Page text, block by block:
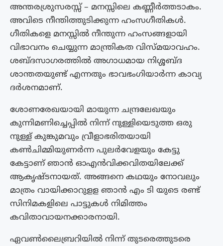
അന്തരശ്രുസരസ്സ് – മനസ്സിലെ കണ്ണീർത്തടാകം.
അവിടെ നീന്തിത്തുടിക്കുന്ന ഹംസഗീതികൾ.
ഗീതികളെ മനസ്സിൽ നീന്തുന്ന ഹംസങ്ങളായി
വിഭാവനം ചെയ്യുന്ന മാന്ത്രികത വിസ്മയാവഹം.
ശബ്ദസാഗരത്തിൽ അഗാധമായ നിശ്ശബ്ദ
ശാന്തതയുണ്ട് എന്നതും ഭാവഭംഗിയാർന്ന കാവ്യ
ദർശനമാണ്.
ശോണരേഖയായി മായുന്ന ചന്ദ്രലേഖയും
കുന്നിമണിച്ചെപ്പിൽ നിന്ന് നുള്ളിയെടുത്ത ഒരു
നുള്ള് കുങ്കുമവും വ്രീളാഭരിതയായി
കൺചിമ്മിയുണർന്ന പുലർവേളയും കേട്ടു
കേട്ടാണ് ഞാൻ ഓഎൻവിക്കവിതയിലേക്ക്
ആകൃഷ്ടനായത്. അങ്ങനെ കഥയും നോവലും
മാത്രം വായിക്കാറുളള ഞാൻ എം ടി യുടെ രണ്ട്
സിനിമകളിലെ പാട്ടുകൾ നിമിത്തം
കവിതാവായനക്കാരനായി.
ഏവൺലൈബ്രറിയിൽ നിന്ന് തുടരെത്തുടരെ